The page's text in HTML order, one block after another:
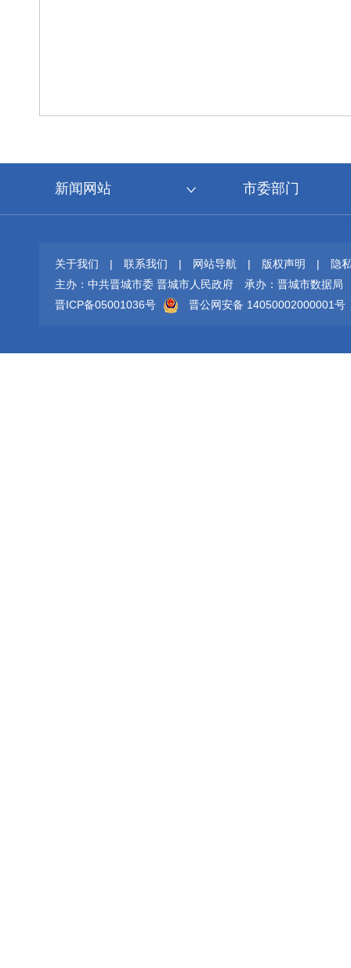
新闻网站 市委部门
关于我们 | 联系我们 | 网站导航 | 版权声明 |
隐
主办：中共晋城市委 晋城市人民政府
承办：晋城市数据局
晋ICP备05001036号
晋公网安备 14050002000001号